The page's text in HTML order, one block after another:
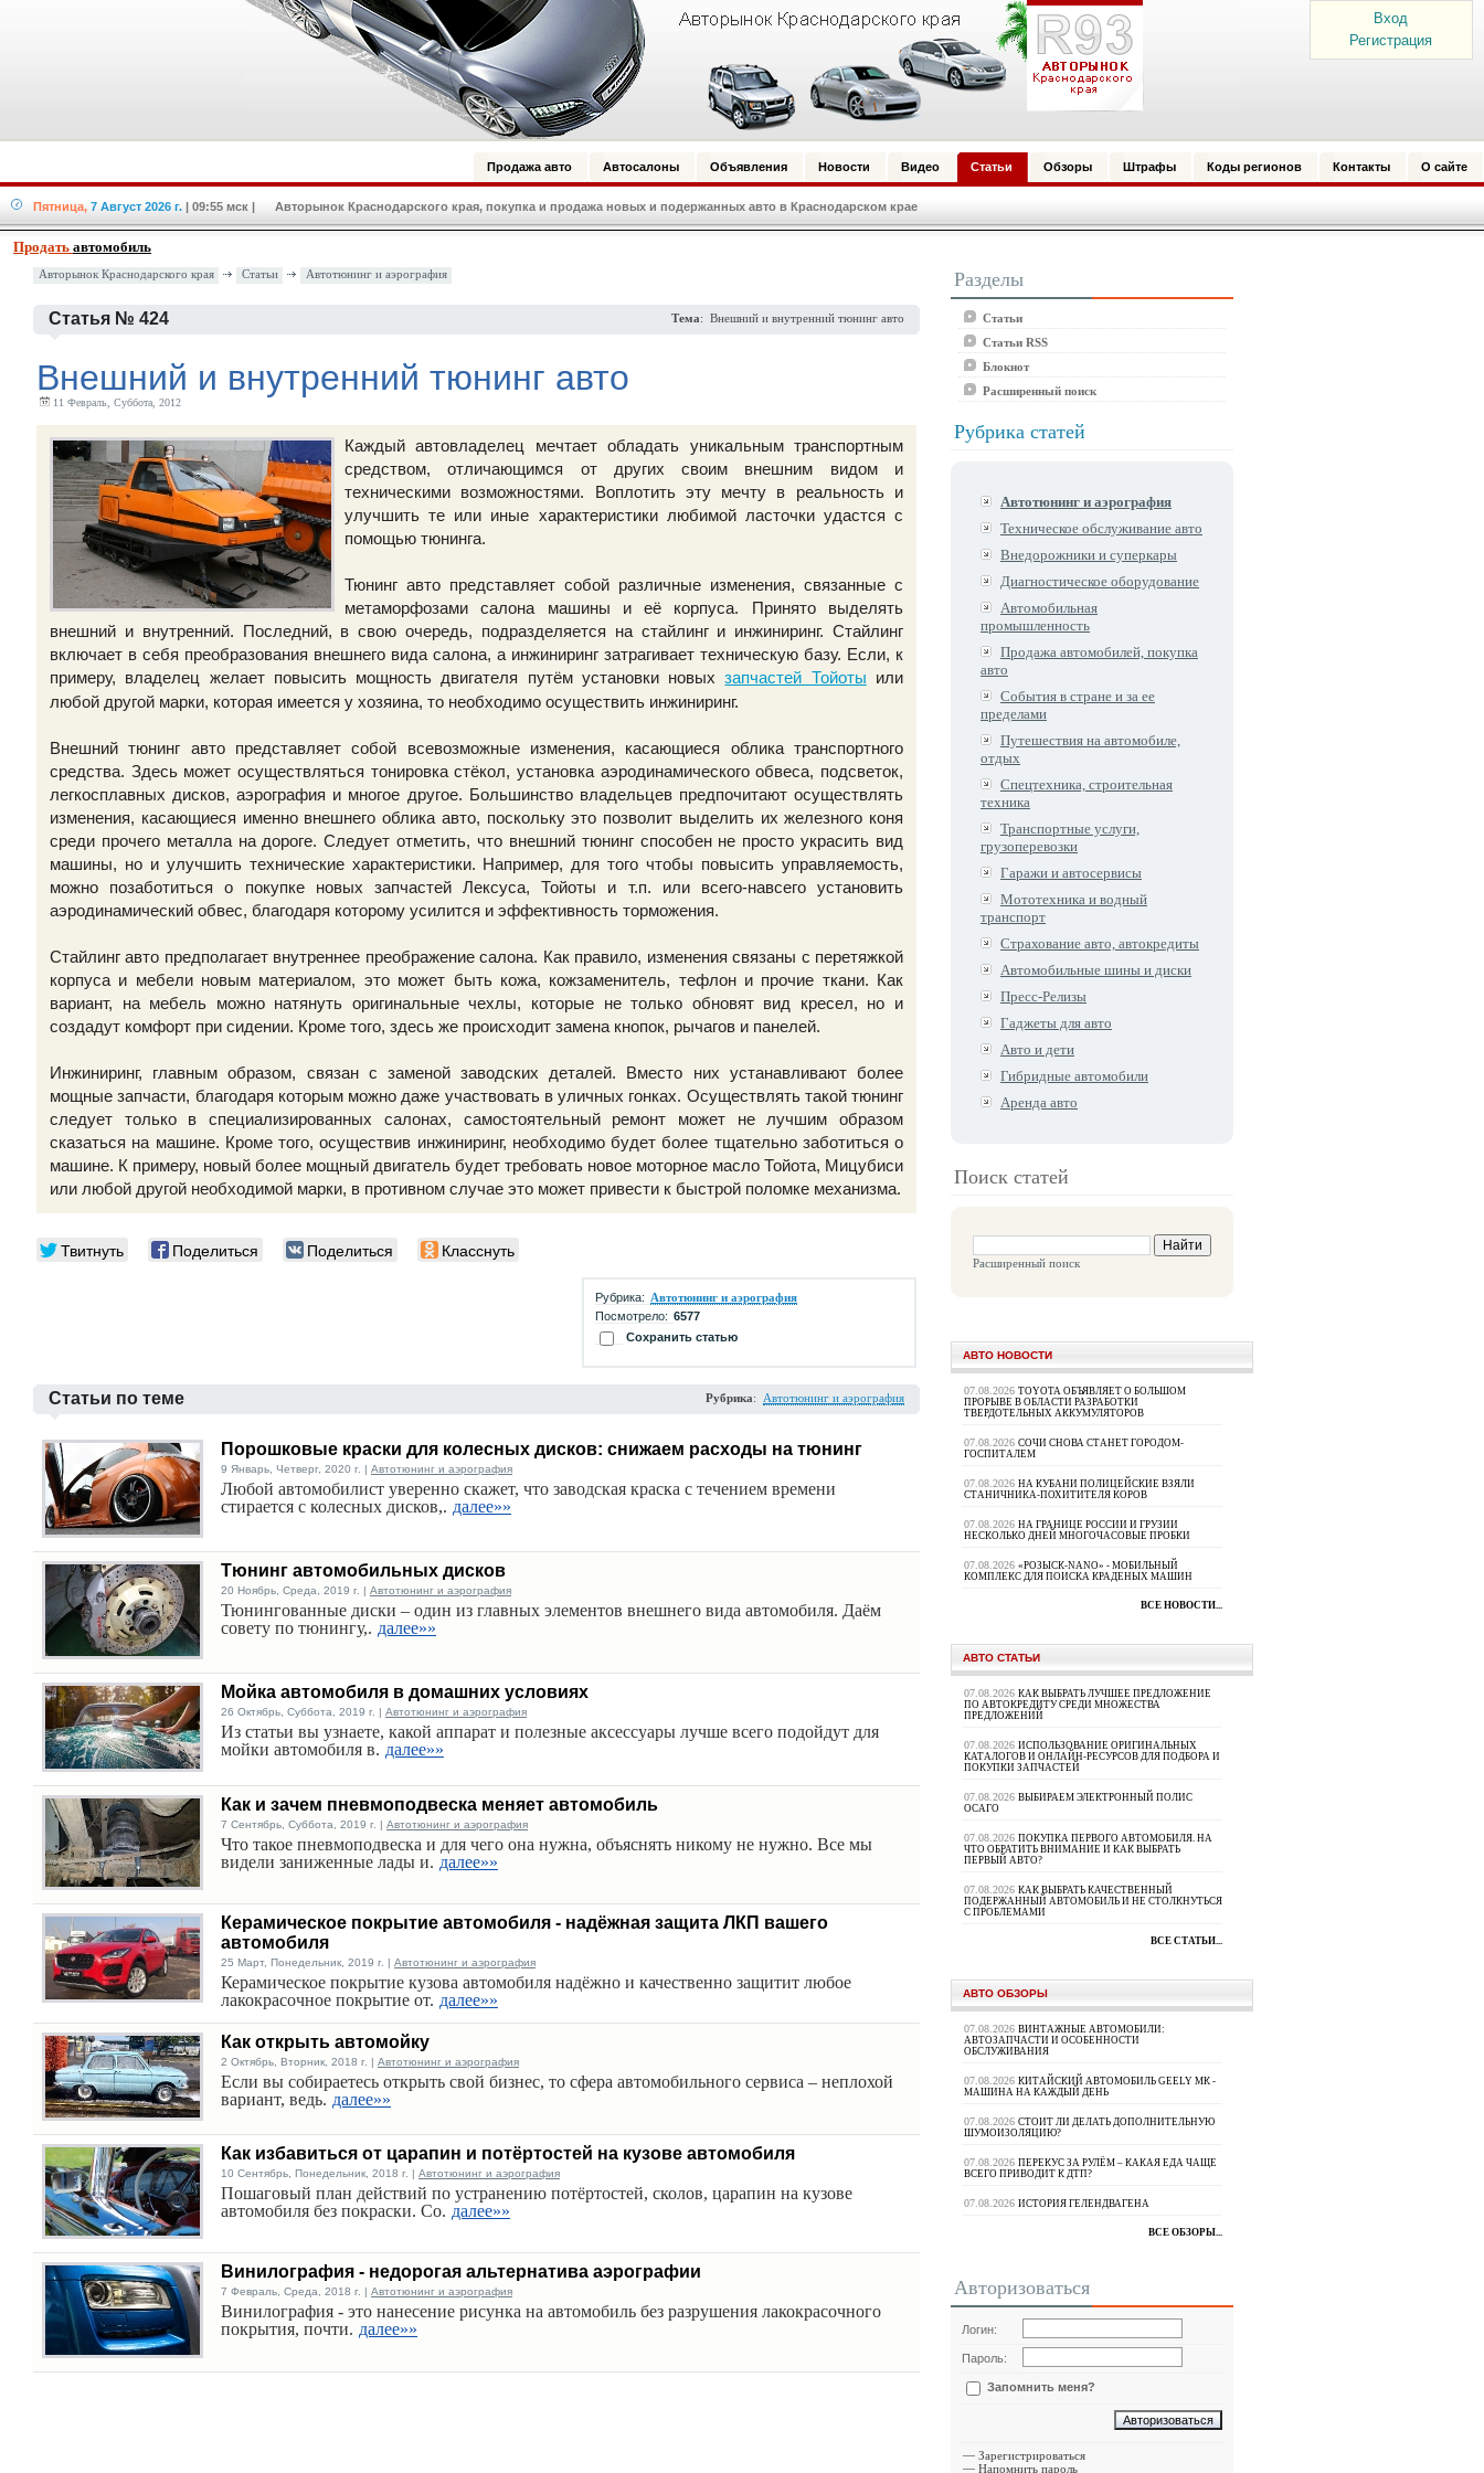
Вход
Регистрация
Продажа авто Автосалоны Объявления Новости Видео Статьи Обзоры Штрафы Коды регионов Контакты О сайте
Пятница, 7 Август 2026 г. | 09:55 мск | Авторынок Краснодарского края, покупка и продажа новых и подержанных авто в Краснодарском крае
Продать автомобиль
Авторынок Краснодарского края Статьи Автотюнинг и аэрография
Статья № 424 Тема: Внешний и внутренний тюнинг авто
Внешний и внутренний тюнинг авто
11 Февраль, Суббота, 2012
Каждый автовладелец мечтает обладать уникальным транспортным
средством, отличающимся от других своим внешним видом и
техническими возможностями. Воплотить эту мечту в реальность и
улучшить те или иные характеристики любимой ласточки удастся с
помощью тюнинга.
Тюнинг авто представляет собой различные изменения, связанные с
метаморфозами салона машины и её корпуса. Принято выделять
внешний и внутренний. Последний, в свою очередь, подразделяется на стайлинг и инжиниринг. Стайлинг
включает в себя преобразования внешнего вида салона, а инжиниринг затрагивает техническую базу. Если, к
примеру, владелец желает повысить мощность двигателя путём установки новыхзапчастей Тойоты или
любой другой марки, которая имеется у хозяина, то необходимо осуществить инжиниринг.
Внешний тюнинг авто представляет собой всевозможные изменения, касающиеся облика транспортного
средства. Здесь может осуществляться тонировка стёкол, установка аэродинамического обвеса, подсветок,
легкосплавных дисков, аэрография и многое другое. Большинство владельцев предпочитают осуществлять
изменения, касающиеся именно внешнего облика авто, поскольку это позволит выделить их железного коня
среди прочего металла на дороге. Следует отметить, что внешний тюнинг способен не просто украсить вид
машины, но и улучшить технические характеристики. Например, для того чтобы повысить управляемость,
можно позаботиться о покупке новых запчастей Лексуса, Тойоты и т.п. или всего-навсего установить
аэродинамический обвес, благодаря которому усилится и эффективность торможения.
Стайлинг авто предполагает внутреннее преображение салона. Как правило, изменения связаны с перетяжкой
корпуса и мебели новым материалом, это может быть кожа, кожзаменитель, тефлон и прочие ткани. Как
вариант, на мебель можно натянуть оригинальные чехлы, которые не только обновят вид кресел, но и
создадут комфорт при сидении. Кроме того, здесь же происходит замена кнопок, рычагов и панелей.
Инжиниринг, главным образом, связан с заменой заводских деталей. Вместо них устанавливают более
мощные запчасти, благодаря которым можно даже участвовать в уличных гонках. Осуществлять такой тюнинг
следует только в специализированных салонах, самостоятельный ремонт может не лучшим образом
сказаться на машине. Кроме того, осуществив инжиниринг, необходимо будет более тщательно заботиться о
машине. К примеру, новый более мощный двигатель будет требовать новое моторное масло Тойота, Мицубиси
или любой другой необходимой марки, в противном случае это может привести к быстрой поломке механизма.
Твитнуть Поделиться Поделиться Класснуть
Рубрика: Автотюнинг и аэрография
Посмотрело: 6577
Сохранить статью
Статьи по теме Рубрика: Автотюнинг и аэрография
Порошковые краски для колесных дисков: снижаем расходы на тюнинг
9 Январь, Четверг, 2020 г. | Автотюнинг и аэрография
Любой автомобилист уверенно скажет, что заводская краска с течением времени
стирается с колесных дисков,. далее»»
Тюнинг автомобильных дисков
20 Ноябрь, Среда, 2019 г. | Автотюнинг и аэрография
Тюнингованные диски – один из главных элементов внешнего вида автомобиля. Даём
совету по тюнингу,. далее»»
Мойка автомобиля в домашних условиях
26 Октябрь, Суббота, 2019 г. | Автотюнинг и аэрография
Из статьи вы узнаете, какой аппарат и полезные аксессуары лучше всего подойдут для
мойки автомобиля в. далее»»
Как и зачем пневмоподвеска меняет автомобиль
7 Сентябрь, Суббота, 2019 г. | Автотюнинг и аэрография
Что такое пневмоподвеска и для чего она нужна, объяснять никому не нужно. Все мы
видели заниженные лады и. далее»»
Керамическое покрытие автомобиля - надёжная защита ЛКП вашего
автомобиля
25 Март, Понедельник, 2019 г. | Автотюнинг и аэрография
Керамическое покрытие кузова автомобиля надёжно и качественно защитит любое
лакокрасочное покрытие от. далее»»
Как открыть автомойку
2 Октябрь, Вторник, 2018 г. | Автотюнинг и аэрография
Если вы собираетесь открыть свой бизнес, то сфера автомобильного сервиса – неплохой
вариант, ведь. далее»»
Как избавиться от царапин и потёртостей на кузове автомобиля
10 Сентябрь, Понедельник, 2018 г. | Автотюнинг и аэрография
Пошаговый план действий по устранению потёртостей, сколов, царапин на кузове
автомобиля без покраски. Со. далее»»
Винилография - недорогая альтернатива аэрографии
7 Февраль, Среда, 2018 г. | Автотюнинг и аэрография
Винилография - это нанесение рисунка на автомобиль без разрушения лакокрасочного
покрытия, почти. далее»»
Разделы
Статьи
Статьи RSS
Блокнот
Расширенный поиск
Рубрика статей
Автотюнинг и аэрография
Техническое обслуживание авто
Внедорожники и суперкары
Диагностическое оборудование
Автомобильная
промышленность
Продажа автомобилей, покупка
авто
События в стране и за ее
пределами
Путешествия на автомобиле,
отдых
Спецтехника, строительная
техника
Транспортные услуги,
грузоперевозки
Гаражи и автосервисы
Мототехника и водный
транспорт
Страхование авто, автокредиты
Автомобильные шины и диски
Пресс-Релизы
Гаджеты для авто
Авто и дети
Гибридные автомобили
Аренда авто
Поиск статей
Расширенный поиск
АВТО НОВОСТИ
07.08.2026 TOYOTA ОБЪЯВЛЯЕТ О БОЛЬШОМ
ПРОРЫВЕ В ОБЛАСТИ РАЗРАБОТКИ
ТВЕРДОТЕЛЬНЫХ АККУМУЛЯТОРОВ
07.08.2026 СОЧИ СНОВА СТАНЕТ ГОРОДОМ-
ГОСПИТАЛЕМ
07.08.2026 НА КУБАНИ ПОЛИЦЕЙСКИЕ ВЗЯЛИ
СТАНИЧНИКА-ПОХИТИТЕЛЯ КОРОВ
07.08.2026 НА ГРАНИЦЕ РОССИИ И ГРУЗИИ
НЕСКОЛЬКО ДНЕЙ МНОГОЧАСОВЫЕ ПРОБКИ
07.08.2026 «РОЗЫСК-NANO» - МОБИЛЬНЫЙ
КОМПЛЕКС ДЛЯ ПОИСКА КРАДЕНЫХ МАШИН
ВСЕ НОВОСТИ...
АВТО СТАТЬИ
07.08.2026 КАК ВЫБРАТЬ ЛУЧШЕЕ ПРЕДЛОЖЕНИЕ
ПО АВТОКРЕДИТУ СРЕДИ МНОЖЕСТВА
ПРЕДЛОЖЕНИЙ
07.08.2026 ИСПОЛЬЗОВАНИЕ ОРИГИНАЛЬНЫХ
КАТАЛОГОВ И ОНЛАЙН-РЕСУРСОВ ДЛЯ ПОДБОРА И
ПОКУПКИ ЗАПЧАСТЕЙ
07.08.2026 ВЫБИРАЕМ ЭЛЕКТРОННЫЙ ПОЛИС
ОСАГО
07.08.2026 ПОКУПКА ПЕРВОГО АВТОМОБИЛЯ. НА
ЧТО ОБРАТИТЬ ВНИМАНИЕ И КАК ВЫБРАТЬ
ПЕРВЫЙ АВТО?
07.08.2026 КАК ВЫБРАТЬ КАЧЕСТВЕННЫЙ
ПОДЕРЖАННЫЙ АВТОМОБИЛЬ И НЕ СТОЛКНУТЬСЯ
С ПРОБЛЕМАМИ
ВСЕ СТАТЬИ...
АВТО ОБЗОРЫ
07.08.2026 ВИНТАЖНЫЕ АВТОМОБИЛИ:
АВТОЗАПЧАСТИ И ОСОБЕННОСТИ
ОБСЛУЖИВАНИЯ
07.08.2026 КИТАЙСКИЙ АВТОМОБИЛЬ GEELY МК -
МАШИНА НА КАЖДЫЙ ДЕНЬ
07.08.2026 СТОИТ ЛИ ДЕЛАТЬ ДОПОЛНИТЕЛЬНУЮ
ШУМОИЗОЛЯЦИЮ?
07.08.2026 ПЕРЕКУС ЗА РУЛЁМ – КАКАЯ ЕДА ЧАЩЕ
ВСЕГО ПРИВОДИТ К ДТП?
07.08.2026 ИСТОРИЯ ГЕЛЕНДВАГЕНА
ВСЕ ОБЗОРЫ...
Авторизоваться
Логин:
Пароль:
Запомнить меня?
— Зарегистрироваться
— Напомнить пароль